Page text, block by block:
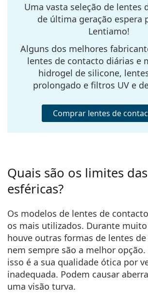
Uma vasta seleção de lentes
de última geração espera
Lentiamo!
Alguns dos melhores
lentes de contacto diárias e
hidrogel de silicone,
prolongado e filtros UV e
Comprar lentes de
Quais são os limites
esféricas?
Os modelos de lentes de
os mais utilizados. Durante
houve outras formas de lentes
nem sempre são a melhor opção.
isso é a sua qualidade ótica por
inadequada. Podem causar
uma visão turva.